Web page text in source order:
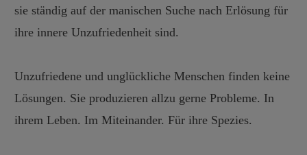
sie ständig auf der manischen Suche nach Erlösung für
ihre innere Unzufriedenheit sind.
Unzufriedene und unglückliche Menschen finden keine
Lösungen. Sie produzieren allzu gerne Probleme. In
ihrem Leben. Im Miteinander. Für ihre Spezies.